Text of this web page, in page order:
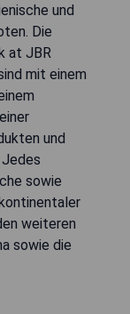
und
Die
at JBR
mit einem
und
sowie
weiteren
sowie die